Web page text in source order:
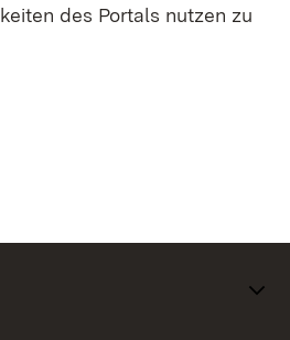
des Portals nutzen zu